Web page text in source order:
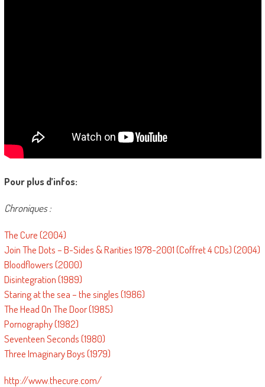
Pour plus d’infos:
Chroniques :
The Cure (2004)
Join The Dots – B-Sides & Rarities 1978-2001 (Coffret 4 CDs) (2004)
Bloodflowers (2000)
Disintegration (1989)
Staring at the sea – the singles (1986)
The Head On The Door (1985)
Pornography (1982)
Seventeen Seconds (1980)
Three Imaginary Boys (1979)
http://www.thecure.com/